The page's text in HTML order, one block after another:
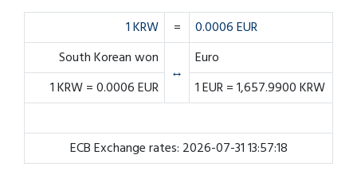
1 KRW =
0.0006 EUR
South Korean won
↔
Euro
1 KRW = 0.0006 EUR
1 EUR = 1,657.9900 KRW
ECB Exchange rates: 2026-07-31 13:57:18